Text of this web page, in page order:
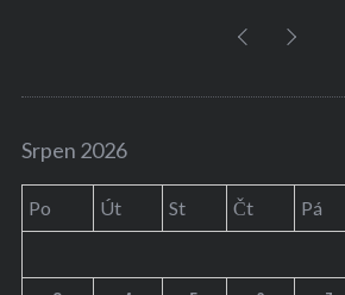
Srpen 2026
Po Út St Čt Pá